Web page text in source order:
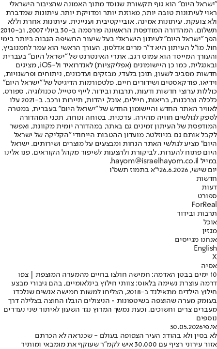
"ישראל היום" הוא גוף תקשורת שנוסד מתוך האמונה שהציבור הישראלי
ראוי לעיתונות טובה יותר, מאוזנת יותר ומדויקת יותר. עיתונות שמדברת
ולא צועקת. עיתונות אמינה, אובייקטיבית ועניינית. עיתונות אחרת וללא
תשלום. המהדורה המודפסת הראשונה פורסמה ב-30 ביולי 2007, וב-2010
הפך "ישראל היום" לעיתון הישראלי בעל שיעור החשיפה הגבוה ביותר בימי
חול. מו"ל העיתון היא ד"ר מרים אדלסון. העורך הראשי הוא עמר לחמנוביץ,
והעורך המייסד הוא עמוס רגב. אתרי האינטרנט של "ישראל היום" בעברית
ובאנגלית, כמו כן היישומונים (אפליקציות) לאנדרואיד ול-iOS, מציגים
חדשות מסביב לשעון, תוכן בלעדי, מבזקים ועדכונים, ניתוחים ופרשנויות,
וידיאו, פודקאסטים ושידורים חיים. פלטפורמות הדיגיטל של "ישראל היום"
כוללות ערוצי חדשות ודעות, תרבות ובידור, לייף סטייל, טכנולוגיה, ספורט,
כלכלה וצרכנות, בריאות, חיילים, אוכל, יהדות, תיירות ורכב. ב-2021 עלו
לאוויר האתר החדש והיישומון החדש של "ישראל היום" בעברית, במטרה
לספק לגולשים חוויה מהירה, עדכנית, בטוחה ונוחה. תכני המהדורה
המודפסת של העיתון זמינים גם באתר, במהדורה יומית מקוונת, ואפשר
לקבל אותם גם בניוזלטר. מועדון ההטבות הייחודי "הקליקה של ישראל
היום" מציע לגולשי האתר הנחות ומבצעים על מוצרים ושירותים. ישראל
היום פתוח להערות, לביקורת ולהצעות לשיפור מקהל הקוראים. פנו אלינו
במייל hayom@israelhayom.co.il.
יום שישי, 26.6.2026
י"א בתמוז תשפ"ו
חדשות
דעות
ספורט
ForReal
תרבות ובידור
אוכל
מגזין
אנחנו מגייסים
English
X
אסיה
10 ימים בבטן האדמה: חמישה חולצו בחיים מהמערה המוצפת | צפו
דרמה עוצרת נשימה בלאוס: צוותי חילוץ בינלאומיים, בהם גיבורי מבצע
חילוץ הילדים מתאילנד ב-2018, הצליחו למשות חמישה אנשים שנלכדו
בעומק מערה שהוצפה בשיטפונות • הניצולים הובלו החוצה בצלילה דרך
מעברים צרים וחשוכים, וכעת נמשך המרוץ נגד השעון לאיתור שני נעדרים
נוספים
אי.פי30.05.2026
לא בסין ולא בהודו: העיר הצפופה בעולם - שכנראה לא הכרתם
אזור עירוני רציף עם 30,000 איש לקמ"ר שעוקף את מומבאי ומותיר